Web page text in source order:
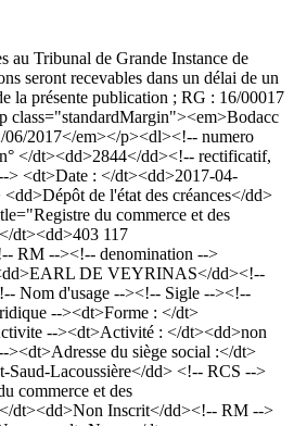
au Tribunal de Grande Instance de
seront recevables dans un délai de un
la présente publication ; RG : 16/00017
class="standardMargin"><em>Bodacc
06/2017</em></p><dl><!-- numero
</dt><dd>2844</dd><!-- rectificatif,
<dt>Date : </dt><dd>2017-04-
de l'état des créances</dd>
du commerce et des
dt><dd>403 117
RM --><!-- denomination -->
DE VEYRINAS</dd><!--
Nom d'usage --><!-- Sigle --><!--
--><dt>Forme : </dt>
--><dt>Activité : </dt><dd>non
><dt>Adresse du siège social :</dt>
Saud-Lacoussière</dd> <!-- RCS -->
commerce et des
dt><dd>Non Inscrit</dd><!-- RM -->